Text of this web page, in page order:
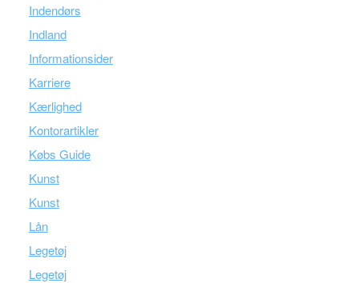
Indendørs
Indland
Informationsider
Karriere
Kærlighed
Kontorartikler
Købs Guide
Kunst
Kunst
Lån
Legetøj
Legetøj